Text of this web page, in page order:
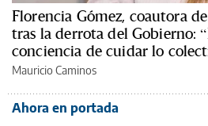
Florencia Gómez, coautora
tras la derrota del Gobierno:
conciencia de cuidar lo
Mauricio Caminos
Ahora en portada